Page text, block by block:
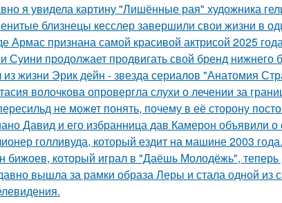
я увидела картину "Лишённые рая" художника
близнецы кесслер завершили свои жизни в
Армас признана самой красивой актрисой 2025
Суини продолжает продвигать свой бренд нижнего
жизни Эрик дейн - звезда сериалов "Анатомия
волочкова опровергла слухи о лечении за
не может понять, почему в её сторону
Давид и его избранница дав Камерон объявили о
голливуда, который ездит на машине 2003 года.
бижоев, который играл в "Даёшь Молодёжь", теперь
вышла за рамки образа Леры и стала одной из